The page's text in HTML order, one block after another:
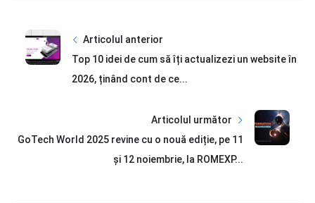
Articolul anterior
Top 10 idei de cum să îți actualizezi un website în
2026, ținând cont de ce...
Articolul următor
GoTech World 2025 revine cu o nouă ediție, pe 11
și 12 noiembrie, la ROMEXP...